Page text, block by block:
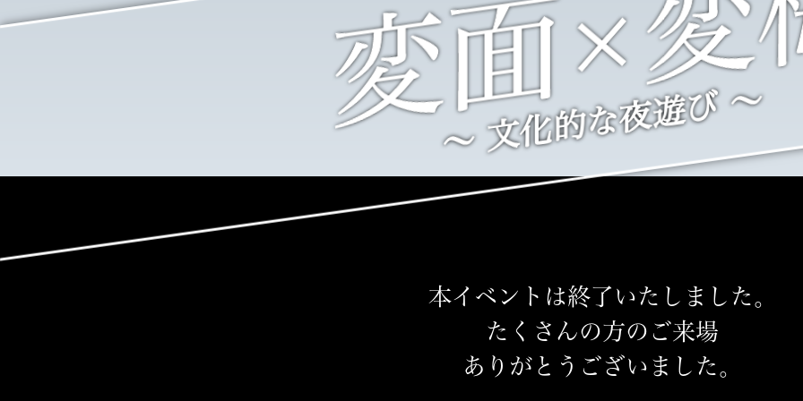
〜 文化的な夜遊び 〜
本イベントは終了いたしました。
たくさんの方のご来場
ありがとうございました。